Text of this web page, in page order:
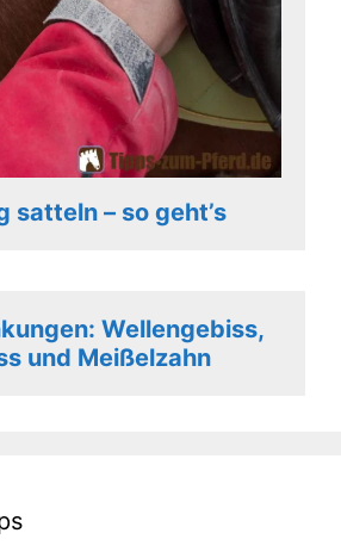
satteln – so geht’s
Wellengebiss,
und Meißelzahn